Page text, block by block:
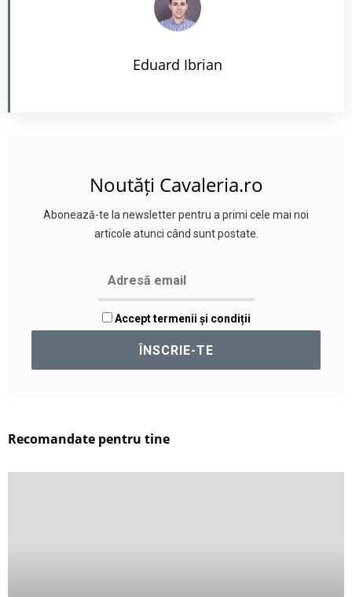
Eduard Ibrian
Noutăți Cavaleria.ro
Abonează-te la newsletter pentru a primi cele mai noi
articole atunci când sunt postate.
Accept termenii și condiții
Recomandate pentru tine